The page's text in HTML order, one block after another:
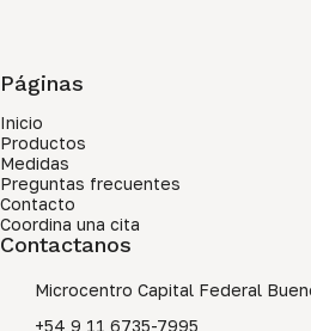
Páginas
Inicio
Productos
Medidas
Preguntas frecuentes
Contacto
Coordina una cita
Contactanos
Microcentro Capital Federal
+54 9 11 6735-7995